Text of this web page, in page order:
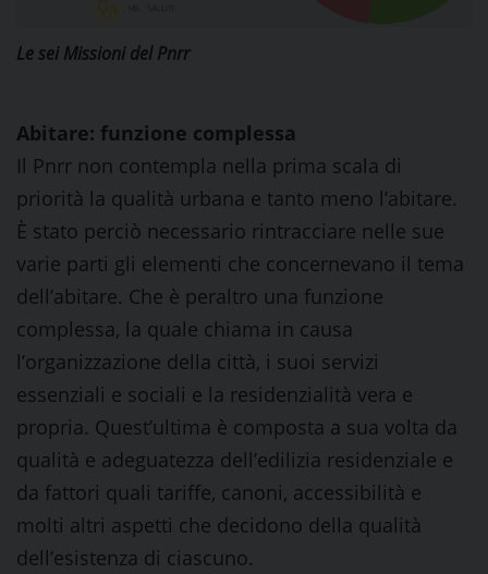
Le sei Missioni del Pnrr
Abitare: funzione complessa
Il Pnrr non contempla nella prima scala di
priorità la qualità urbana e tanto meno l’abitare.
È stato perciò necessario rintracciare nelle sue
varie parti gli elementi che concernevano il tema
dell’abitare. Che è peraltro una funzione
complessa, la quale chiama in causa
l’organizzazione della città, i suoi servizi
essenziali e sociali e la residenzialità vera e
propria. Quest’ultima è composta a sua volta da
qualità e adeguatezza dell’edilizia residenziale e
da fattori quali tariffe, canoni, accessibilità e
molti altri aspetti che decidono della qualità
dell’esistenza di ciascuno.